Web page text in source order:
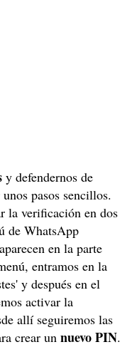
y defendernos de
pasos sencillos.
la verificación en dos
de WhatsApp
en la parte
entramos en la
y después en el
activar la
allí seguiremos las
crear un nuevo PIN.